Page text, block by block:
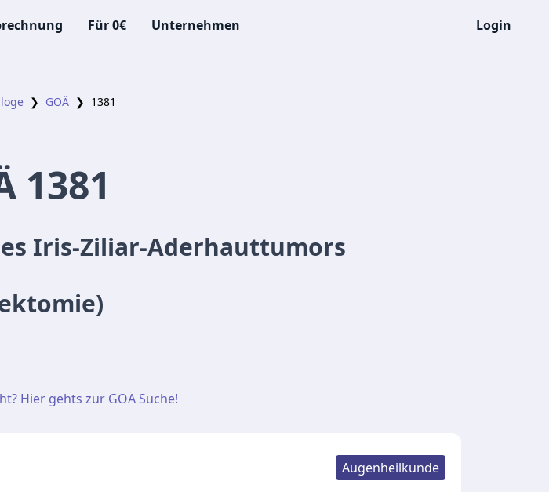
Für 0€ Unternehmen Login
❯ GOÄ ❯ 1381
1381
Iris-Ziliar-Aderhauttumors
Hier gehts zur GOÄ Suche!
Augenheilkunde